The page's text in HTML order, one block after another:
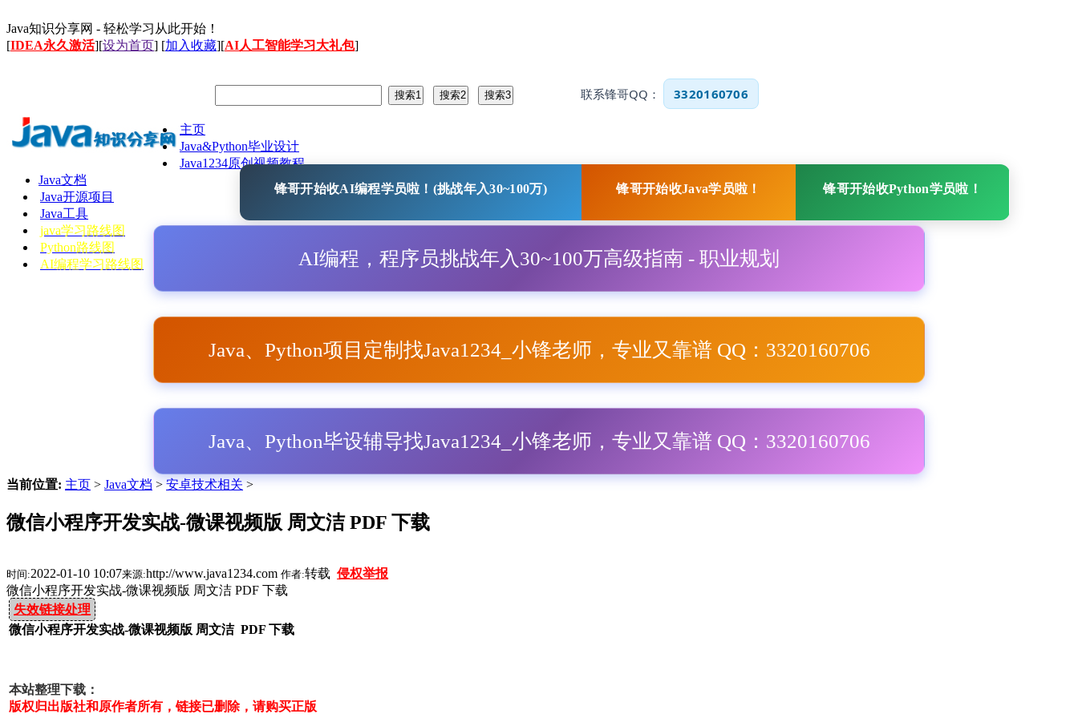
Java知识分享网 - 轻松学习从此开始！
[IDEA永久激活][设为首页] [加入收藏][AI人工智能学习大礼包]
联系锋哥QQ： 3320160706
主页
Java&Python毕业设计
Java1234原创视频教程
Java文档
Java开源项目
Java工具
java学习路线图
Python路线图
AI编程学习路线图
锋哥开始收AI编程学员啦！(挑战年入30~100万) 锋哥开始收Java学员啦！ 锋哥开始收Python学员啦！
AI编程，程序员挑战年入30~100万高级指南 - 职业规划
Java、Python项目定制找Java1234_小锋老师，专业又靠谱 QQ：3320160706
Java、Python毕设辅导找Java1234_小锋老师，专业又靠谱 QQ：3320160706
当前位置: 主页 > Java文档 > 安卓技术相关 >
微信小程序开发实战-微课视频版 周文洁 PDF 下载
时间:2022-01-10 10:07来源:http://www.java1234.com 作者:转载 侵权举报
微信小程序开发实战-微课视频版 周文洁 PDF 下载
失效链接处理
微信小程序开发实战-微课视频版 周文洁 PDF 下载
本站整理下载：
版权归出版社和原作者所有，链接已删除，请购买正版